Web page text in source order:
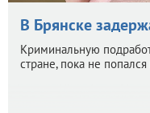
В Брянске
Криминальную
стране, пока не